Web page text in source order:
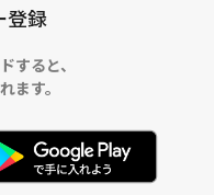
登録
すると、
ます。